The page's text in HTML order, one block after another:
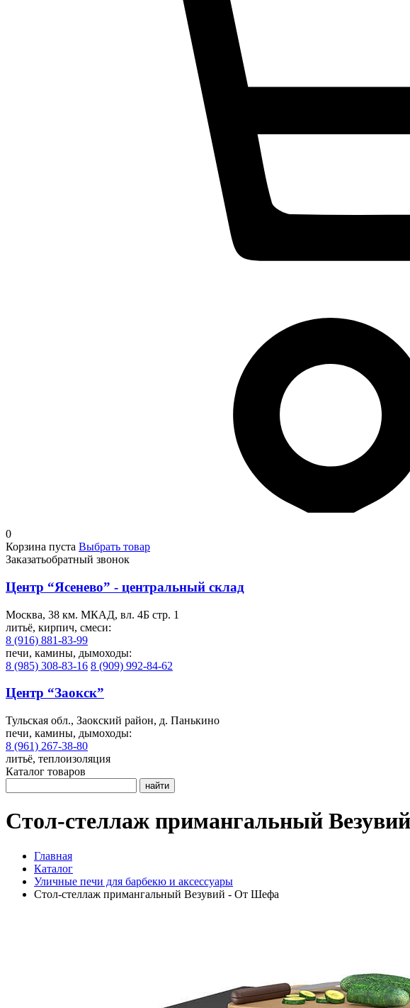
0
Корзина пуста Выбрать товар
Заказатьобратный звонок
Центр “Ясенево” - центральный склад
Москва, 38 км. МКАД, вл. 4Б стр. 1
литьё, кирпич, смеси:
8 (916) 881-83-99
печи, камины, дымоходы:
8 (985) 308-83-16 8 (909) 992-84-62
Центр “Заокск”
Тульская обл., Заокский район, д. Панькино
печи, камины, дымоходы:
8 (961) 267-38-80
литьё, теплоизоляция
Каталог товаров
найти
Стол-стеллаж примангальный
Главная
Каталог
Уличные печи для барбекю и аксессуары
Стол-стеллаж примангальный Везувий - От Шефа